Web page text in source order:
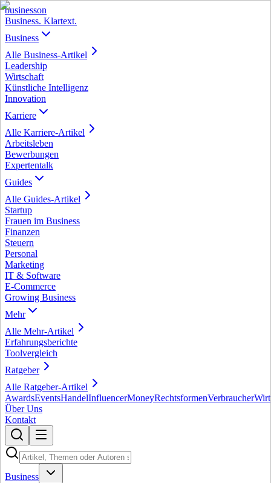
businesson
Business. Klartext.
Business
Alle Business-Artikel
Leadership
Wirtschaft
Künstliche Intelligenz
Innovation
Karriere
Alle Karriere-Artikel
Arbeitsleben
Bewerbungen
Expertentalk
Guides
Alle Guides-Artikel
Startup
Frauen im Business
Finanzen
Steuern
Personal
Marketing
IT & Software
E-Commerce
Growing Business
Mehr
Alle Mehr-Artikel
Erfahrungsberichte
Toolvergleich
Ratgeber
Alle Ratgeber-Artikel
AwardsEventsHandelInfluencerMoneyRechtsformenVerbraucher
Über Uns
Kontakt
Business